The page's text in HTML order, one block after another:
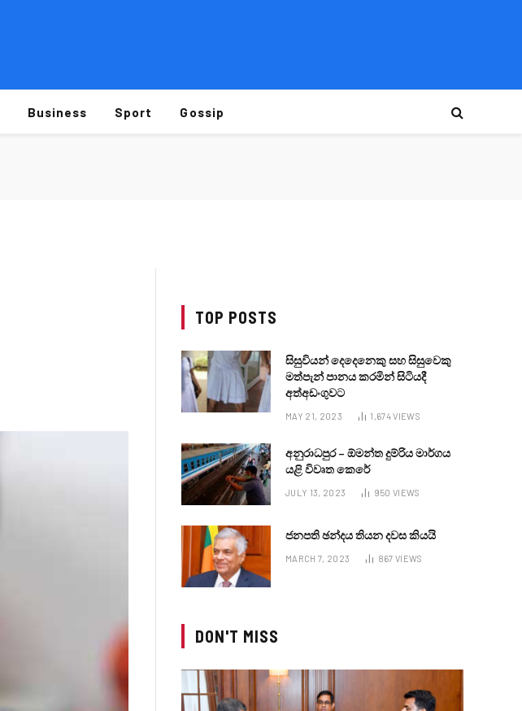
Business Sport Gossip
TOP POSTS
සිසුවියන් දෙදෙනෙකු සහ සිසුවෙකු
මත්පැන් පානය කරමින් සිටියදී
අත්අඩංගුවට
MAY 21, 2023 1,674VIEWS
අනුරාධපුර – ඕමන්ත දුම්රිය මාර්ගය
යළි විවෘත කෙරේ
JULY 13, 2023 950 VIEWS
ජනපති ඡන්දය තියන දවස කියයි
MARCH 7, 2023 867 VIEWS
DON'T MISS